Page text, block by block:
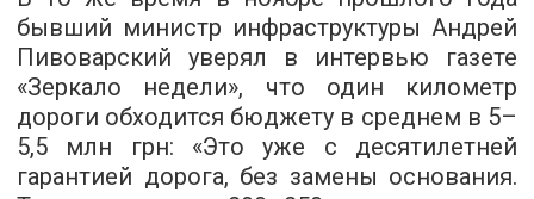
бывший министр инфраструктуры Андрей
Пивоварский уверял в интервью газете
«Зеркало недели», что один километр
дороги обходится бюджету в среднем в 5–
5,5 млн грн: «Это уже с десятилетней
гарантией дорога, без замены основания.